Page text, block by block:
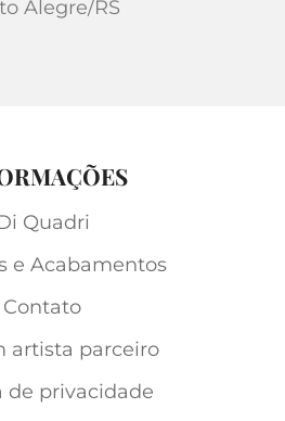
Alegre/RS
Quadri
e Acabamentos
Contato
artista parceiro
de privacidade